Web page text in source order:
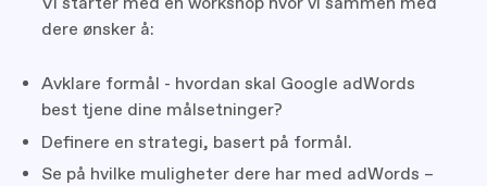
dere ønsker å:
Avklare formål - hvordan skal Google adWords
best tjene dine målsetninger?
Definere en strategi, basert på formål.
Se på hvilke muligheter dere har med adWords –